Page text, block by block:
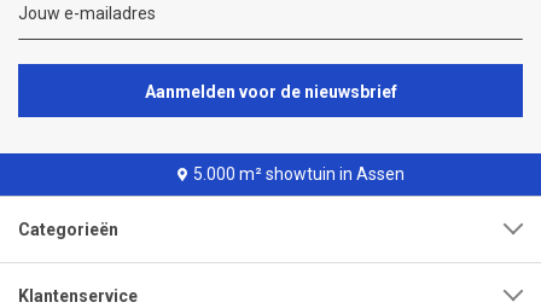
Aanmelden voor de nieuwsbrief
5.000 m² showtuin in Assen
Categorieën
Klantenservice